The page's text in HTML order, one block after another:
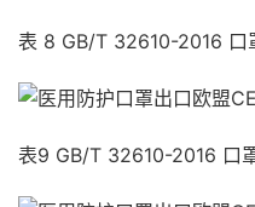
表 8 GB/T 32610-2016 口
表9 GB/T 32610-2016 口